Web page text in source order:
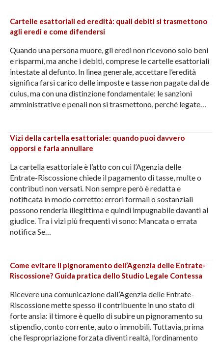
Cartelle esattoriali ed eredità: quali debiti si trasmettono
agli eredi e come difendersi
Quando una persona muore, gli eredi non ricevono solo beni
e risparmi, ma anche i debiti, comprese le cartelle esattoriali
intestate al defunto. In linea generale, accettare l’eredità
significa farsi carico delle imposte e tasse non pagate dal de
cuius, ma con una distinzione fondamentale: le sanzioni
amministrative e penali non si trasmettono, perché legate…
Vizi della cartella esattoriale: quando puoi davvero
opporsi e farla annullare
La cartella esattoriale è l’atto con cui l’Agenzia delle
Entrate-Riscossione chiede il pagamento di tasse, multe o
contributi non versati. Non sempre però è redatta e
notificata in modo corretto: errori formali o sostanziali
possono renderla illegittima e quindi impugnabile davanti al
giudice. Tra i vizi più frequenti vi sono: Mancata o errata
notifica Se…
Come evitare il pignoramento dell’Agenzia delle Entrate-
Riscossione? Guida pratica dello Studio Legale Contessa
Ricevere una comunicazione dall’Agenzia delle Entrate-
Riscossione mette spesso il contribuente in uno stato di
forte ansia: il timore è quello di subire un pignoramento su
stipendio, conto corrente, auto o immobili. Tuttavia, prima
che l’espropriazione forzata diventi realtà, l’ordinamento